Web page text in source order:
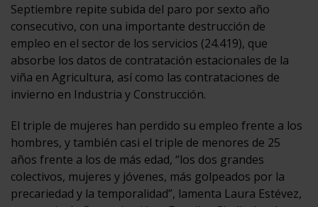
Septiembre repite subida del paro por sexto año
consecutivo, con una importante destrucción de
empleo en el sector de los servicios (24.419), que
absorbe los datos de contratación estacionales de la
viña en Agricultura, así como las contrataciones de
invierno en Industria y Construcción.
El triple de mujeres han perdido su empleo frente a los
hombres, y también casi el triple de menores de 25
años frente a los de más edad, “los dos grandes
colectivos, mujeres y jóvenes, más golpeados por la
precariedad y la temporalidad”, lamenta Laura Estévez,